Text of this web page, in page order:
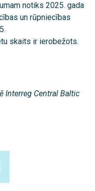
notiks 2025. gada
un rūpniecības
skaits ir ierobežots.
Interreg Central Baltic